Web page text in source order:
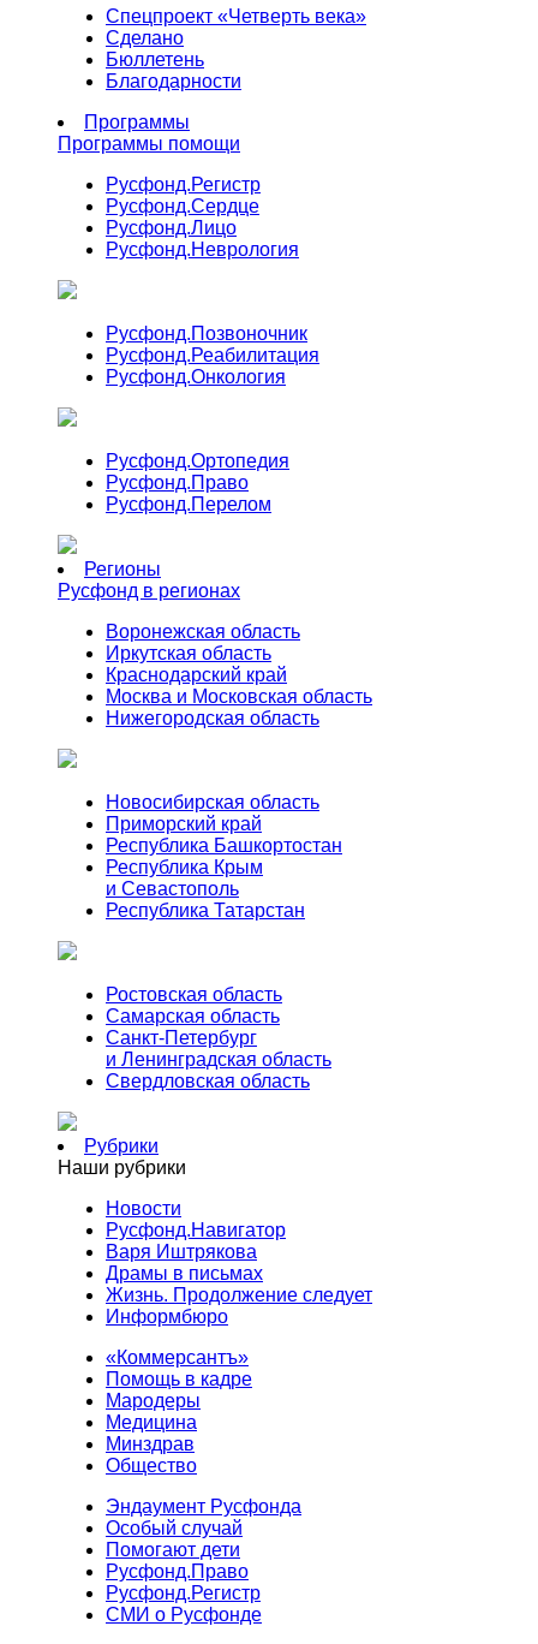
Спецпроект «Четверть века»
Сделано
Бюллетень
Благодарности
Программы
Программы помощи
Русфонд.Регистр
Русфонд.Сердце
Русфонд.Лицо
Русфонд.Неврология
Русфонд.Позвоночник
Русфонд.Реабилитация
Русфонд.Онкология
Русфонд.Ортопедия
Русфонд.Право
Русфонд.Перелом
Регионы
Русфонд в регионах
Воронежская область
Иркутская область
Краснодарский край
Москва и Московская область
Нижегородская область
Новосибирская область
Приморский край
Республика Башкортостан
Республика Крым
и Севастополь
Республика Татарстан
Ростовская область
Самарская область
Санкт-Петербург
и Ленинградская область
Свердловская область
Рубрики
Наши рубрики
Новости
Русфонд.Навигатор
Варя Иштрякова
Драмы в письмах
Жизнь. Продолжение следует
Информбюро
«Коммерсантъ»
Помощь в кадре
Мародеры
Медицина
Минздрав
Общество
Эндаумент Русфонда
Особый случай
Помогают дети
Русфонд.Право
Русфонд.Регистр
СМИ о Русфонде